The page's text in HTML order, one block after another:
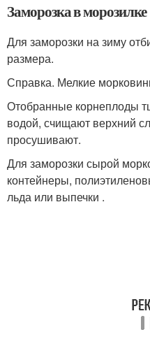
Заморозка в морозилке
Для заморозки на зиму
размера.
Справка. Мелкие
Отобранные корнеплоды
водой, счищают верхний
просушивают.
Для заморозки сырой
контейнеры,
льда или выпечки .